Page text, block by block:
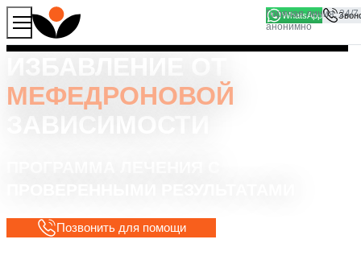
WhatsApp
МЕФЕДРОНОВОЙ
Позвонить для помощи
Продолжая работу с сайтом, вы соглашаетесь на то, что
мы используем файлы
Хорошо